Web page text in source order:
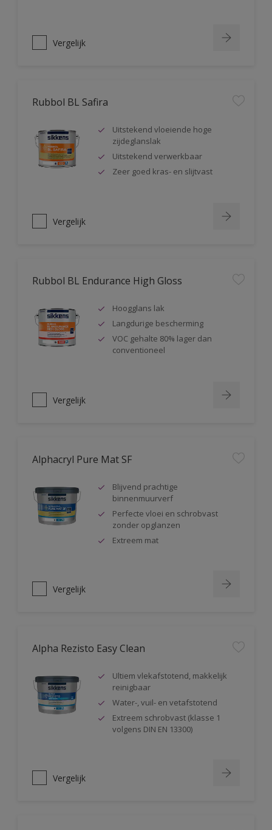
Vergelijk
Rubbol BL Safira
Uitstekend vloeiende hoge
zijdeglanslak
Uitstekend verwerkbaar
Zeer goed kras- en slijtvast
Vergelijk
Rubbol BL Endurance High Gloss
Hoogglans lak
Langdurige bescherming
VOC gehalte 80% lager dan
conventioneel
Vergelijk
Alphacryl Pure Mat SF
Blijvend prachtige
binnenmuurverf
Perfecte vloei en schrobvast
zonder opglanzen
Extreem mat
Vergelijk
Alpha Rezisto Easy Clean
Ultiem vlekafstotend, makkelijk
reinigbaar
Water-, vuil- en vetafstotend
Extreem schrobvast (klasse 1
volgens DIN EN 13300)
Vergelijk